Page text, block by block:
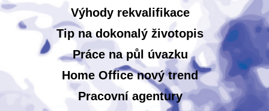
Výhody rekvalifikace
Tip na dokonalý životopis
Práce na půl úvazku
Home Office nový trend
Pracovní agentury